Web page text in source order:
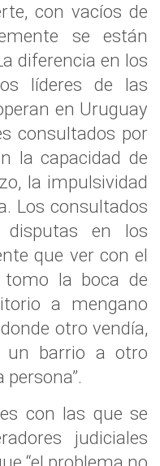
con vacíos de
se están
diferencia en los
líderes de las
en Uruguay
consultados por
la capacidad de
la impulsividad
Los consultados
en los
que ver con el
tomo la boca de
a mengano
otro vendía,
un barrio a otro
con las que se
judiciales